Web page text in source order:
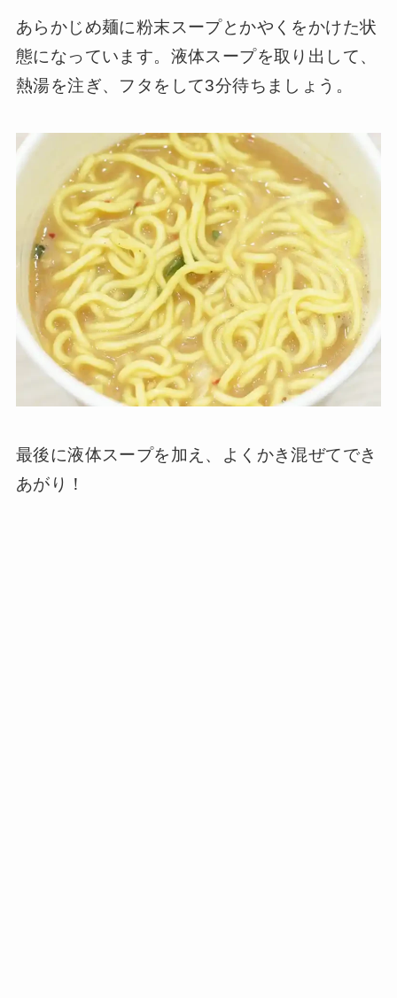
あらかじめ麺に粉末スープとかやくをかけた状
態になっています。液体スープを取り出して、
熱湯を注ぎ、フタをして3分待ちましょう。
最後に液体スープを加え、よくかき混ぜてでき
あがり！